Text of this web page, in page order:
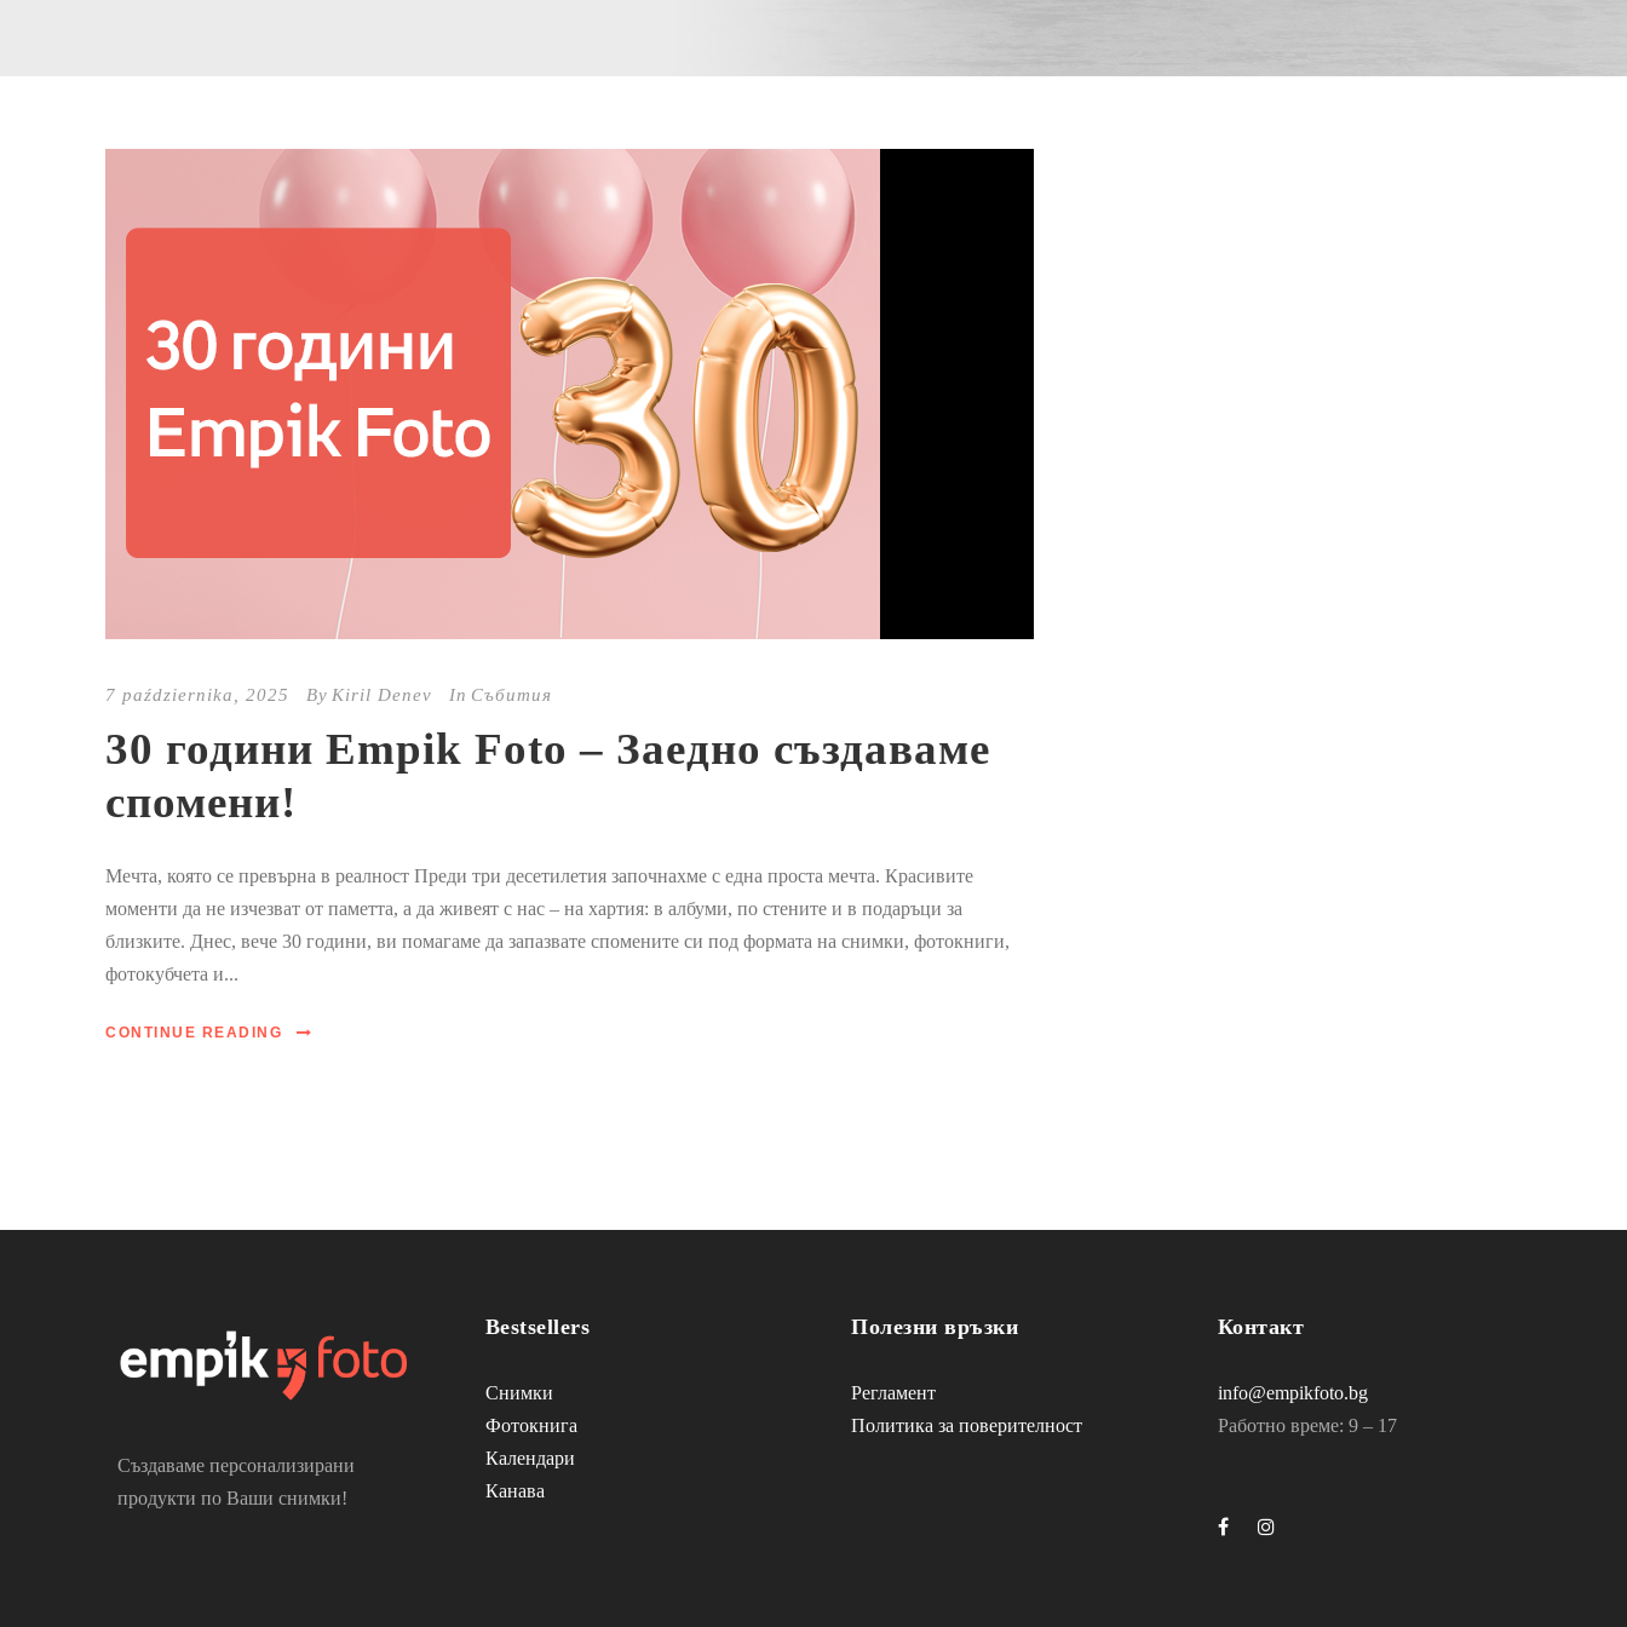
7 października, 2025 By Kiril Denev In Събития
30 години Empik Foto – Заедно създаваме
спомени!
Мечта, която се превърна в реалност Преди три десетилетия започнахме с една проста мечта. Красивите
моменти да не изчезват от паметта, а да живеят с нас – на хартия: в албуми, по стените и в подаръци за
близките. Днес, вече 30 години, ви помагаме да запазвате спомените си под формата на снимки, фотокниги,
фотокубчета и...
CONTINUE READING
Създаваме персонализирани
продукти по Ваши снимки!
Bestsellers
Снимки
Фотокнига
Календари
Канава
Полезни връзки
Регламент
Политика за поверителност
Контакт
info@empikfoto.bg
Работно време: 9 – 17